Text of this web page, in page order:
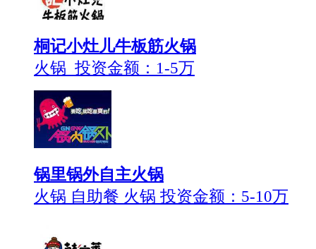
桐记小灶儿牛板筋火锅
火锅 投资金额： 1-5万
锅里锅外自主火锅
火锅 自助餐 火锅 投资金额： 5-10万